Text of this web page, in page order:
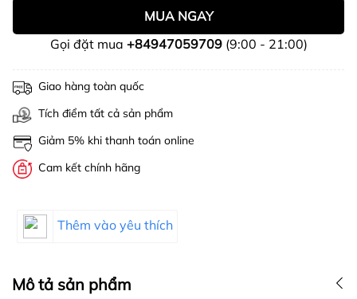
MUA NGAY
Gọi đặt mua +84947059709(9:00 - 21:00)
Giao hàng toàn quốc
Tích điểm tất cả sản phẩm
Giảm 5% khi thanh toán online
Cam kết chính hãng
Thêm vào yêu thích
Mô tả sản phẩm